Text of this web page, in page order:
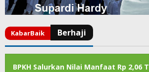
BPKH Salurkan Nilai Manfaat Rp 2,06 T